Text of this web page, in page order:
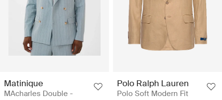
Matinique
MAcharles Double -
Polo Ralph Lauren
Polo Soft Modern Fit